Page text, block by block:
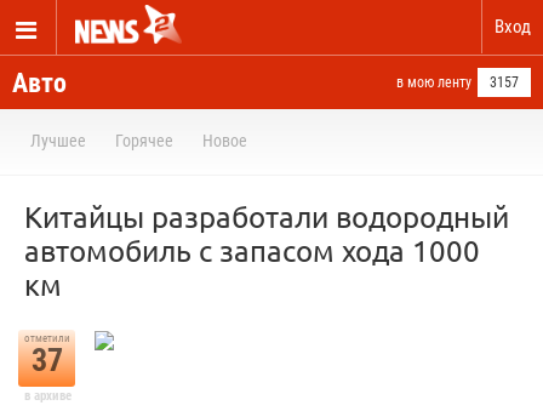
Вход
Авто в мою ленту 3157
Лучшее Горячее Новое
Китайцы разработали водородный
автомобиль с запасом хода 1000
км
отметили
37
в архиве